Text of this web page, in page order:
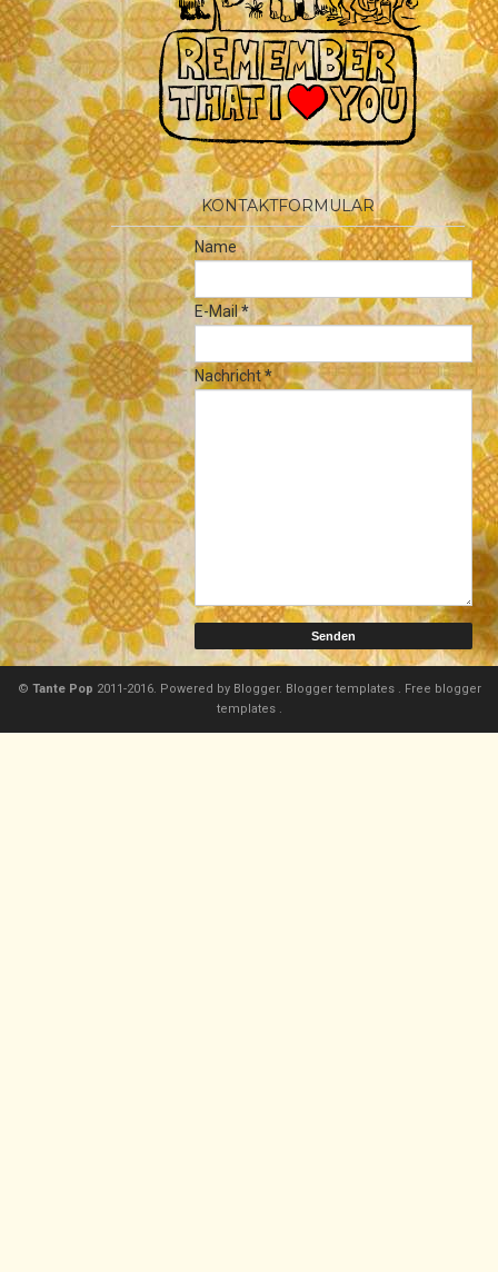
KONTAKTFORMULAR
Name
E-Mail*
Nachricht*
© Tante Pop 2011-2016. Powered by Blogger. Blogger templates . Free blogger
templates .